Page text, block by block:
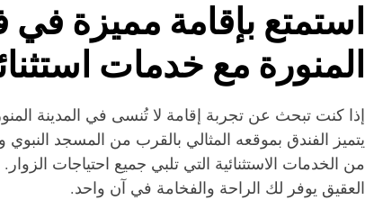
استمتع بإقامة مميزة في
المنورة مع خدمات
إذا كنت تبحث عن تجربة إقامة لا تُنسى في المدينة
يتميز الفندق بموقعه المثالي بالقرب من المسجد
من الخدمات الاستثنائية التي تلبي جميع احتياجات
العقيق يوفر لك الراحة والفخامة في آن واحد.